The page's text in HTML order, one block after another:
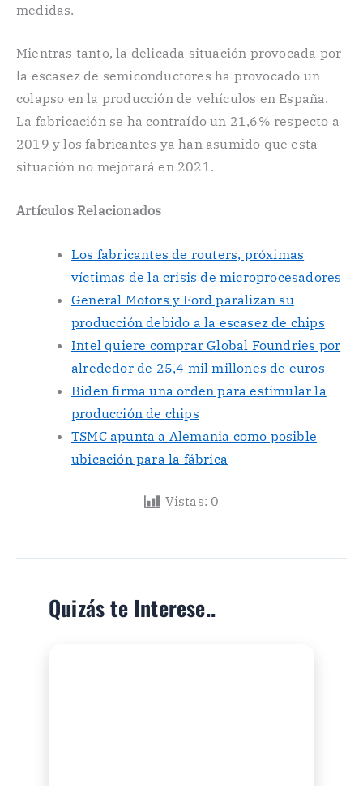
medidas.
Mientras tanto, la delicada situación provocada por
la escasez de semiconductores ha provocado un
colapso en la producción de vehículos en España.
La fabricación se ha contraído un 21,6% respecto a
2019 y los fabricantes ya han asumido que esta
situación no mejorará en 2021.
Artículos Relacionados
Los fabricantes de routers, próximas
víctimas de la crisis de microprocesadores
General Motors y Ford paralizan su
producción debido a la escasez de chips
Intel quiere comprar Global Foundries por
alrededor de 25,4 mil millones de euros
Biden firma una orden para estimular la
producción de chips
TSMC apunta a Alemania como posible
ubicación para la fábrica
Vistas: 0
Quizás te Interese..